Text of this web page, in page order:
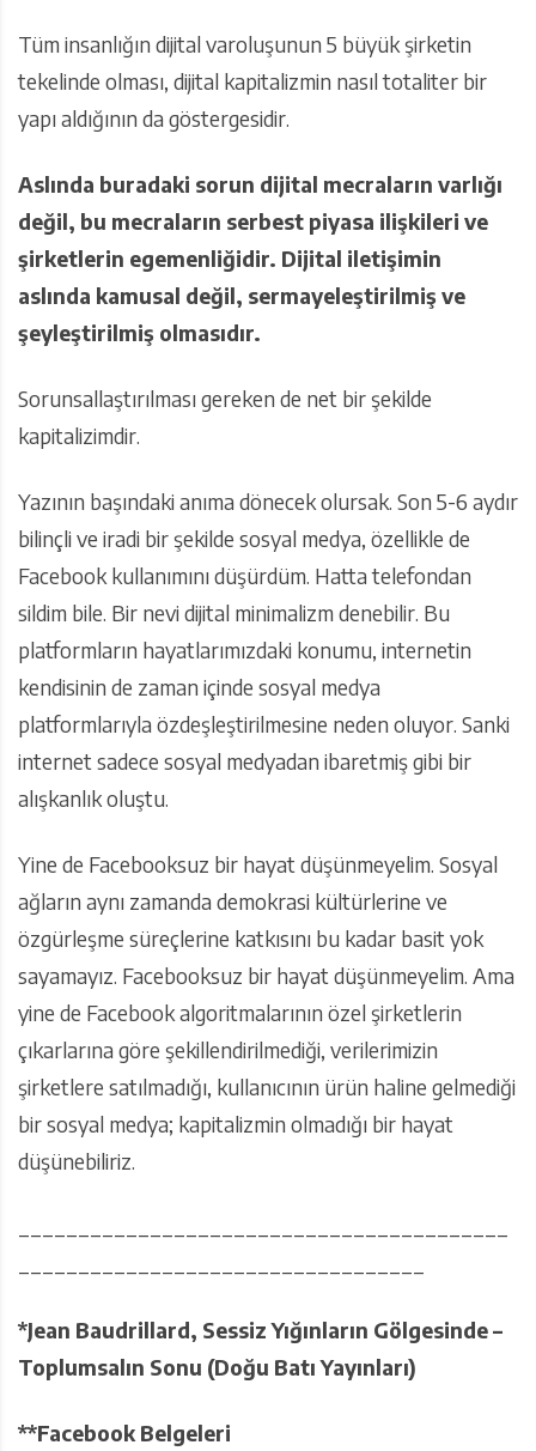
Tüm insanlığın dijital varoluşunun 5 büyük şirketin
tekelinde olması, dijital kapitalizmin nasıl totaliter bir
yapı aldığının da göstergesidir.
Aslında buradaki sorun dijital mecraların varlığı
değil, bu mecraların serbest piyasa ilişkileri ve
şirketlerin egemenliğidir. Dijital iletişimin
aslında kamusal değil, sermayeleştirilmiş ve
şeyleştirilmiş olmasıdır.
Sorunsallaştırılması gereken de net bir şekilde
kapitalizimdir.
Yazının başındaki anıma dönecek olursak. Son 5-6 aydır
bilinçli ve iradi bir şekilde sosyal medya, özellikle de
Facebook kullanımını düşürdüm. Hatta telefondan
sildim bile. Bir nevi dijital minimalizm denebilir. Bu
platformların hayatlarımızdaki konumu, internetin
kendisinin de zaman içinde sosyal medya
platformlarıyla özdeşleştirilmesine neden oluyor. Sanki
internet sadece sosyal medyadan ibaretmiş gibi bir
alışkanlık oluştu.
Yine de Facebooksuz bir hayat düşünmeyelim. Sosyal
ağların aynı zamanda demokrasi kültürlerine ve
özgürleşme süreçlerine katkısını bu kadar basit yok
sayamayız. Facebooksuz bir hayat düşünmeyelim. Ama
yine de Facebook algoritmalarının özel şirketlerin
çıkarlarına göre şekillendirilmediği, verilerimizin
şirketlere satılmadığı, kullanıcının ürün haline gelmediği
bir sosyal medya; kapitalizmin olmadığı bir hayat
düşünebiliriz.
*Jean Baudrillard, Sessiz Yığınların Gölgesinde –
Toplumsalın Sonu (Doğu Batı Yayınları)
**Facebook Belgeleri